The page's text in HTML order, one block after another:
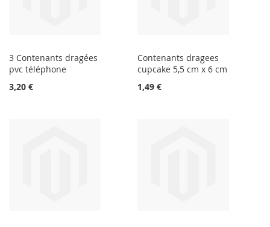
3 Contenants dragées
pvc téléphone
3,20 €
Contenants dragees
cupcake 5,5 cm x 6 cm
1,49 €